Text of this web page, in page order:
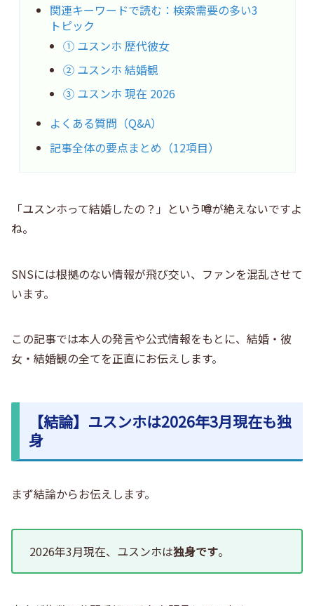
関連キーワードで読む：検索需要の多い3
トピック
① ユスンホ 歴代彼女
② ユスンホ 結婚観
③ ユスンホ 現在 2026
よくある質問（Q&A）
記事全体の要点まとめ（12項目）
「ユスンホって結婚したの？」という噂が絶えないですよ
ね。
SNSには根拠のない情報が飛び交い、ファンを混乱させて
います。
この記事では本人の発言や公式情報をもとに、結婚・彼
女・結婚観の全てを正直にお伝えします。
【結論】ユスンホは2026年3月現在も独
身
まず結論からお伝えします。
2026年3月現在、 ユスンホは独身です。